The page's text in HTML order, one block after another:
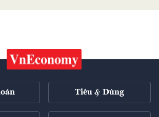
Tiêu & Dùng